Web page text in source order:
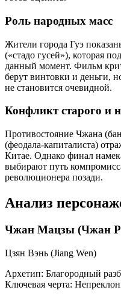
Роль народных масс
Жители города Гуэ
(«стадо гусей»), которая
данный момент. Фильм
берут винтовки и деньги,
не становится очевидной.
Конфликт старого и
Противостояние Чжана
(феодала-капиталиста)
Китае. Однако финал
выбирают путь
революционера позади.
Анализ
Чжан Мацзы (Чжан
Цзян Вэнь (Jiang Wen)
Архетип: Благородный
Ключевая черта: